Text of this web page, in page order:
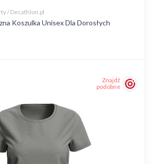
/ Decathlon.pl
Koszulka Unisex Dla Dorosłych
Znajdź
podobne